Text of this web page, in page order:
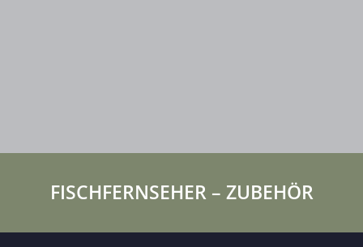
FISCHFERNSEHER – ZUBEHÖR